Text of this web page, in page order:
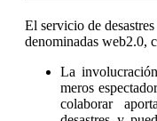
El servicio de
denominadas web2.0,
La
meros
colaborar